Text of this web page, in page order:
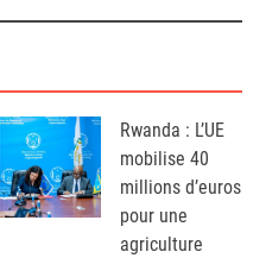
Rwanda : L’UE
mobilise 40
millions d’euros
pour une
agriculture